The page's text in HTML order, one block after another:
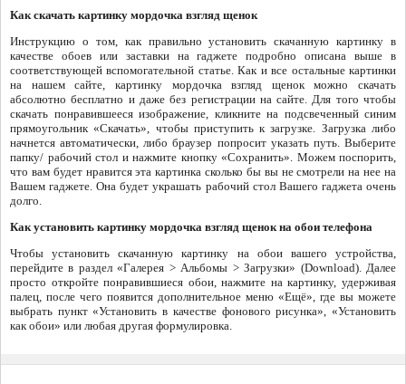
Как скачать картинку мордочка взгляд щенок
Инструкцию о том, как правильно установить скачанную картинку в
качестве обоев или заставки на гаджете подробно описана выше в
соответствующей вспомогательной статье. Как и все остальные картинки
на нашем сайте, картинку мордочка взгляд щенок можно скачать
абсолютно бесплатно и даже без регистрации на сайте. Для того чтобы
скачать понравившееся изображение, кликните на подсвеченный синим
прямоугольник «Скачать», чтобы приступить к загрузке. Загрузка либо
начнется автоматически, либо браузер попросит указать путь. Выберите
папку/ рабочий стол и нажмите кнопку «Сохранить». Можем поспорить,
что вам будет нравится эта картинка сколько бы вы не смотрели на нее на
Вашем гаджете. Она будет украшать рабочий стол Вашего гаджета очень
долго.
Как установить картинку мордочка взгляд щенок на обои телефона
Чтобы установить скачанную картинку на обои вашего устройства,
перейдите в раздел «Галерея > Альбомы > Загрузки» (Download). Далее
просто откройте понравившиеся обои, нажмите на картинку, удерживая
палец, после чего появится дополнительное меню «Ещё», где вы можете
выбрать пункт «Установить в качестве фонового рисунка», «Установить
как обои» или любая другая формулировка.